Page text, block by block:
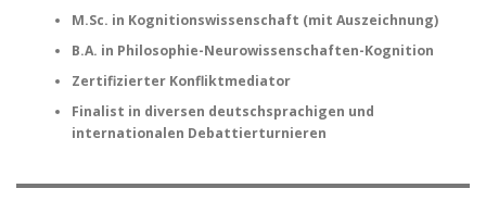
M.Sc. in Kognitionswissenschaft (mit Auszeichnung)
B.A. in Philosophie-Neurowissenschaften-Kognition
Zertifizierter Konfliktmediator
Finalist in diversen deutschsprachigen und
internationalen Debattierturnieren